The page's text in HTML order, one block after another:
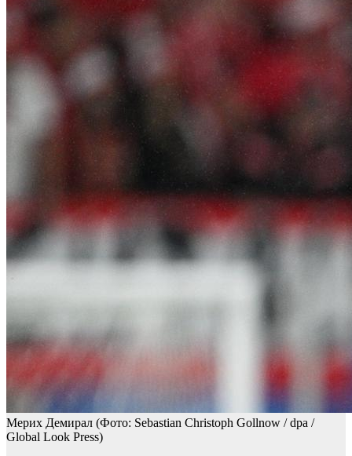
Мерих Демирал (Фото: Sebastian Christoph Gollnow / dpa /
Global Look Press)